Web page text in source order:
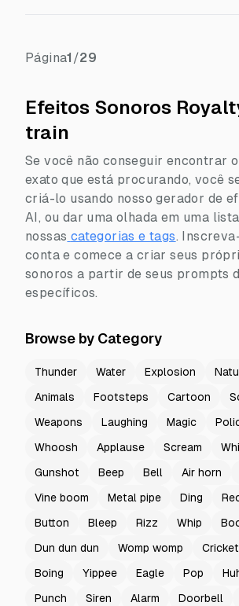
Página1 /29
Efeitos Sonoros
train
Se você não conseguir encontrar
exato que está procurando, você
criá-lo usando nosso gerador de
AI, ou dar uma olhada em uma
nossas categorias e tags.
conta e comece a criar seus
sonoros a partir de seus prompts
específicos.
Browse by Category
Thunder Water Explosion
Animals
Footsteps Cartoon
Weapons
Laughing Magic
Whoosh
Applause Scream
Gunshot
Beep Bell Air horn
Vine boom
Metal pipe Ding
Button
Bleep Rizz Whip
Dun dun dun
Womp womp Cricket
Boing
Yippee Eagle Pop
Punch
Siren Alarm Doorbell